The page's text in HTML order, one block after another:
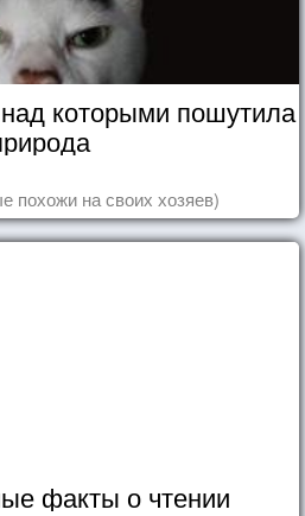
которыми пошутила
похожи на своих хозяев)
факты о чтении